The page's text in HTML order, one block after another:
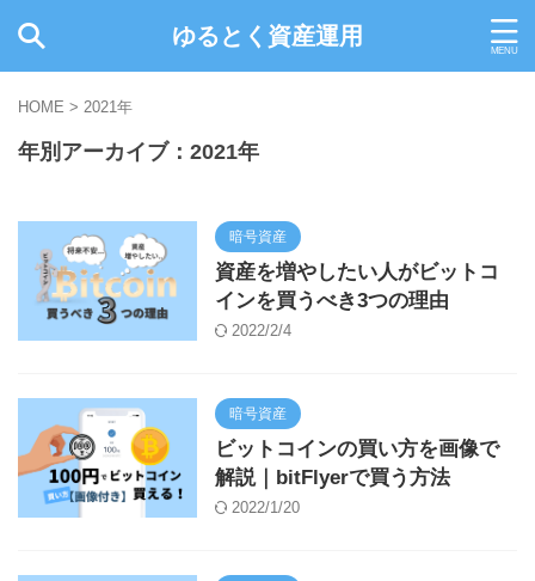
ゆるとく資産運用
HOME > 2021年
年別アーカイブ：2021年
暗号資産
資産を増やしたい人がビットコ
インを買うべき3つの理由
2022/2/4
暗号資産
ビットコインの買い方を画像で
解説｜bitFlyerで買う方法
2022/1/20